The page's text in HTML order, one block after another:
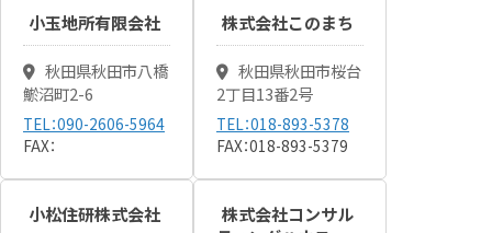
小玉地所有限会社
秋田県秋田市八橋
鯲沼町2-6
TEL：090-2606-5964
FAX：
株式会社このまち
秋田県秋田市桜台
2丁目13番2号
TEL：018-893-5378
FAX：018-893-5379
小松住研株式会社
株式会社コンサル